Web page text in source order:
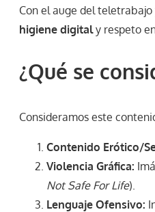
Con el auge del
higiene digitaly respeto
¿Qué se
Consideramos este
Contenido Erótico/
Violencia Gráfica:
Not Safe For Life).
Lenguaje Ofensivo: